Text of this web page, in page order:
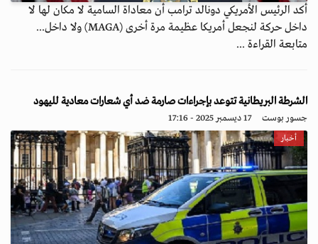
أكد الرئيس الأمريكي دونالد ترامب أن معاداة السامية لا مكان لها لا
داخل حركة لنجعل أمريكا عظيمة مرة أخرى (MAGA) ولا داخل...
متابعة القراءة ...
الشرطة البريطانية تتوعد بإجراءات صارمة ضد أي شعارات معادية لليهود
جسور بوست 17 ديسمبر 2025 - 17:16
أخبار